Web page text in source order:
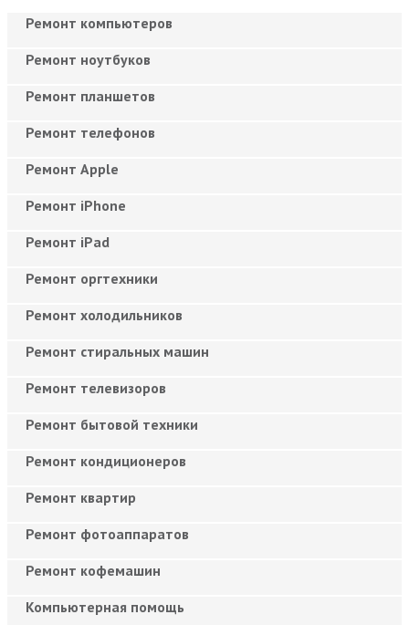
Ремонт компьютеров
Ремонт ноутбуков
Ремонт планшетов
Ремонт телефонов
Ремонт Apple
Ремонт iPhone
Ремонт iPad
Ремонт оргтехники
Ремонт холодильников
Ремонт стиральных машин
Ремонт телевизоров
Ремонт бытовой техники
Ремонт кондиционеров
Ремонт квартир
Ремонт фотоаппаратов
Ремонт кофемашин
Компьютерная помощь